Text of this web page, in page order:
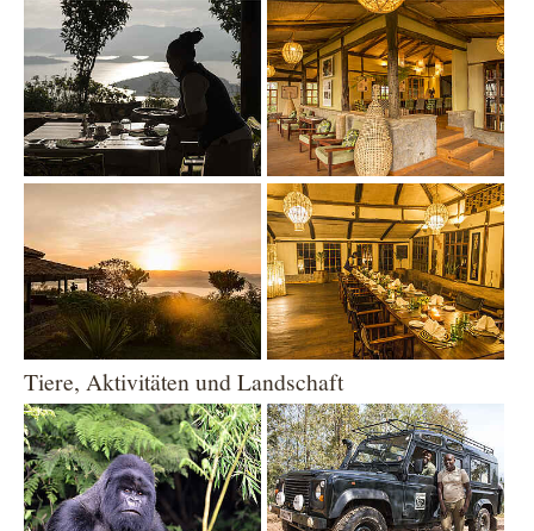
Show larger version Show larger version
Show larger version Show larger version
Tiere, Aktivitäten und Landschaft
Show larger version Show larger version